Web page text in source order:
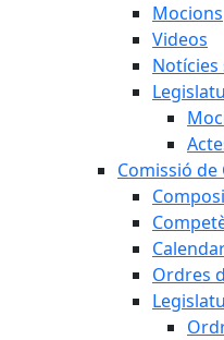
Mocions
Videos
Notícies
Comissió de
Ordres